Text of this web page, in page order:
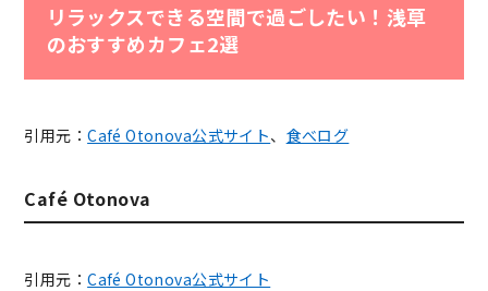
リラックスできる空間で過ごしたい！浅草
のおすすめカフェ2選
引用元：Café Otonova公式サイト、 食べログ
Café Otonova
引用元：Café Otonova公式サイト